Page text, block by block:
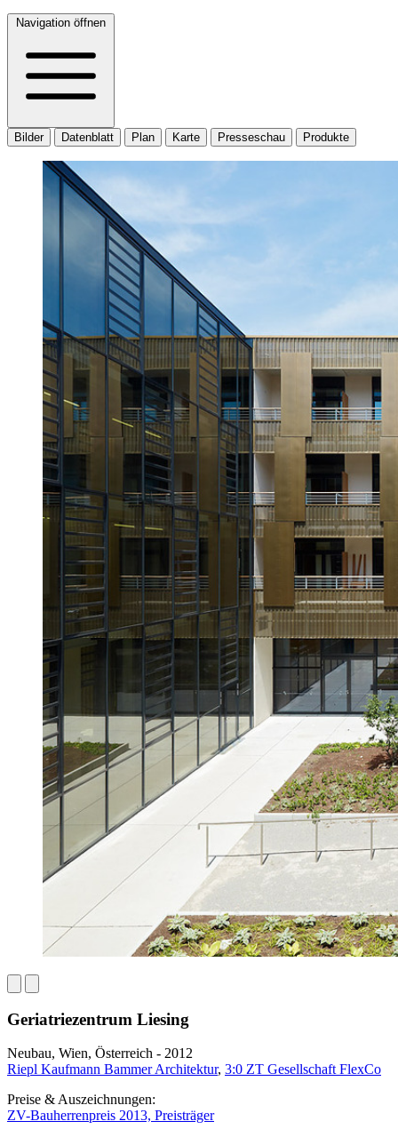
Navigation öffnen
Bilder Datenblatt Plan Karte Presseschau Produkte
Geriatriezentrum Liesing
Neubau, Wien, Österreich - 2012
Riepl Kaufmann Bammer Architektur, 3:0 ZT Gesellschaft FlexCo
Preise & Auszeichnungen:
ZV-Bauherrenpreis 2013, Preisträger